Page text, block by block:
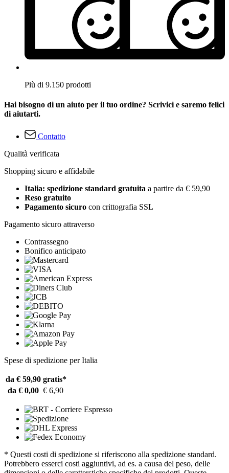
Più di 9.150 prodotti
Hai bisogno di un aiuto per il tuo ordine? Scrivici e saremo felici
di aiutarti.
Contatto
Qualità verificata
Shopping sicuro e affidabile
Italia: spedizione standard gratuita a partire da € 59,90
Reso gratuito
Pagamento sicuro con crittografia SSL
Pagamento sicuro attraverso
Contrassegno
Bonifico anticipato
Spese di spedizione per Italia
da € 59,90 gratis*
da € 0,00 € 6,90
* Questi costi di spedizione si riferiscono alla spedizione standard.
Potrebbero esserci costi aggiuntivi, ad es. a causa del peso, delle